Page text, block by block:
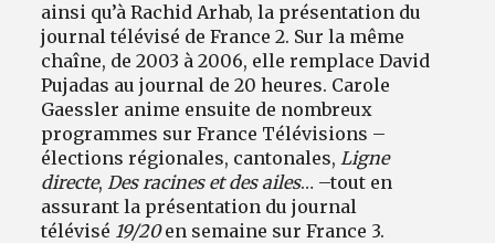
ainsi qu’à Rachid Arhab, la présentation du
journal télévisé de France 2. Sur la même
chaîne, de 2003 à 2006, elle remplace David
Pujadas au journal de 20 heures. Carole
Gaessler anime ensuite de nombreux
programmes sur France Télévisions –
élections régionales, cantonales, Ligne
directe, Des racines et des ailes… –tout en
assurant la présentation du journal
télévisé 19/20en semaine sur France 3.